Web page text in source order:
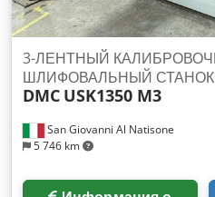
San Giovanni Al Natisone
5 746 km
3-ЛЕНТНЫЙ
ШЛИФОВАЛЬНЫЙ СТАНОК
DMC USK1350 M3